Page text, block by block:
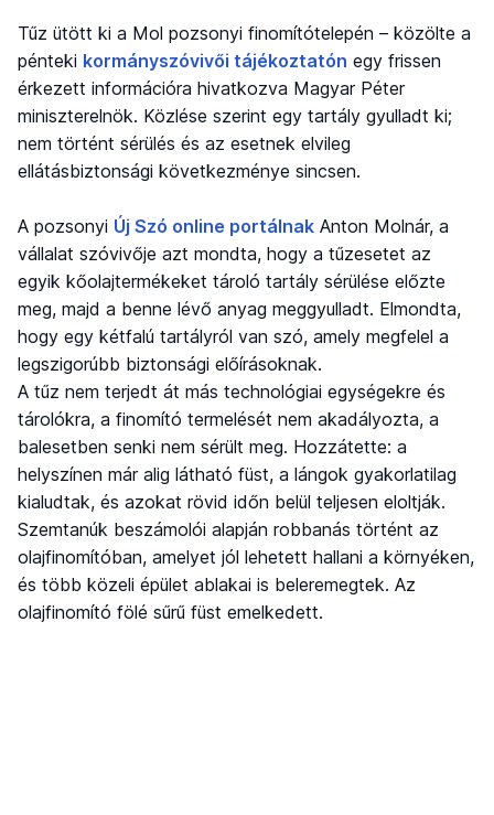
Tűz ütött ki a Mol pozsonyi finomítótelepén – közölte a
pénteki kormányszóvivői tájékoztatón egy frissen
érkezett információra hivatkozva Magyar Péter
miniszterelnök. Közlése szerint egy tartály gyulladt ki;
nem történt sérülés és az esetnek elvileg
ellátásbiztonsági következménye sincsen.
A pozsonyi Új Szó online portálnak Anton Molnár, a
vállalat szóvivője azt mondta, hogy a tűzesetet az
egyik kőolajtermékeket tároló tartály sérülése előzte
meg, majd a benne lévő anyag meggyulladt. Elmondta,
hogy egy kétfalú tartályról van szó, amely megfelel a
legszigorúbb biztonsági előírásoknak.
A tűz nem terjedt át más technológiai egységekre és
tárolókra, a finomító termelését nem akadályozta, a
balesetben senki nem sérült meg. Hozzátette: a
helyszínen már alig látható füst, a lángok gyakorlatilag
kialudtak, és azokat rövid időn belül teljesen eloltják.
Szemtanúk beszámolói alapján robbanás történt az
olajfinomítóban, amelyet jól lehetett hallani a környéken,
és több közeli épület ablakai is beleremegtek. Az
olajfinomító fölé sűrű füst emelkedett.